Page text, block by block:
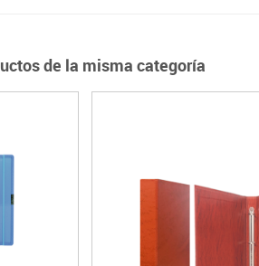
de la misma categoría